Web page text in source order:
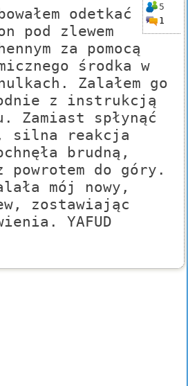
5
1
odetkać
pod zlewem
za pomocą
środka w
Zalałem go
z instrukcją
Zamiast spłynąć
silna reakcja
brudną,
do góry.
mój nowy,
zostawiając
YAFUD